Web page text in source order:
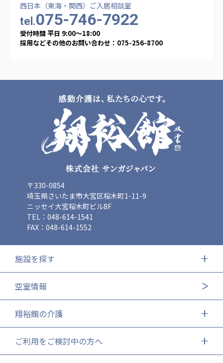
西日本（東海・関西）ご入居相談室
tel.075-746-7922
受付時間 平日 9:00〜18:00
採用などその他のお問い合わせ：075-256-8700
〒330-0854
埼玉県さいたま市大宮区桜木町1-11-9
ニッセイ大宮桜木町ビル8F
TEL：048-614-1541
FAX：048-614-1552
施設を探す
空室情報
翔裕館の介護
ご利用をご検討中の方へ